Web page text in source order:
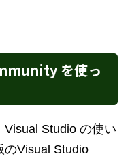
を使っ
Studio の使い
のVisual Studio